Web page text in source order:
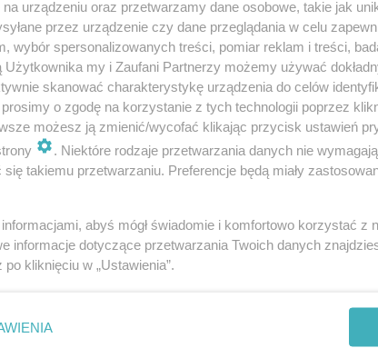
porady lekarskiej. Redakcja serwisu dokłada wszelkich
serwisu nie ponoszą odpowiedzialności wynikającej z
w rozumieniu art. 3 ust 1 ustawy o działalności leczniczej.
urządzeniu oraz przetwarzamy dane osobowe, takie jak
przez urządzenie czy dane przeglądania w celu
wybór spersonalizowanych treści, pomiar reklam i treści,
Użytkownika my i Zaufani Partnerzy możemy używać
skanować charakterystykę urządzenia do celów
o zgodę na korzystanie z tych technologii poprzez
możesz ją zmienić/wycofać klikając przycisk ustawień
. Niektóre rodzaje przetwarzania danych nie
takiemu przetwarzaniu. Preferencje będą miały
abyś mógł świadomie i komfortowo korzystać z
informacje dotyczące przetwarzania Twoich danych
po kliknięciu w „Ustawienia”.